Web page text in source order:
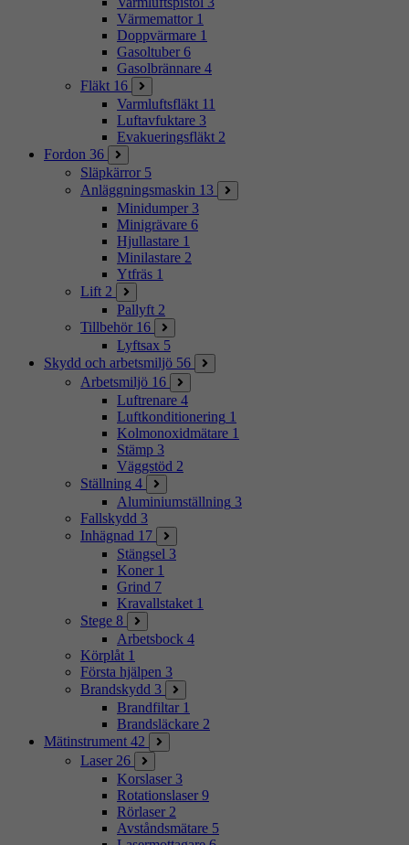
Värmemattor 1
Doppvärmare 1
Gasoltuber 6
Gasolbrännare 4
Fläkt 16
Varmluftsfläkt 11
Luftavfuktare 3
Evakueringsfläkt 2
Fordon 36
Släpkärror 5
Anläggningsmaskin 13
Minidumper 3
Minigrävare 6
Hjullastare 1
Minilastare 2
Ytfräs 1
Lift 2
Pallyft 2
Tillbehör 16
Lyftsax 5
Skydd och arbetsmiljö 56
Arbetsmiljö 16
Luftrenare 4
Luftkonditionering 1
Kolmonoxidmätare 1
Stämp 3
Väggstöd 2
Ställning 4
Aluminiumställning 3
Fallskydd 3
Inhägnad 17
Stängsel 3
Koner 1
Grind 7
Kravallstaket 1
Stege 8
Arbetsbock 4
Körplåt 1
Första hjälpen 3
Brandskydd 3
Brandfiltar 1
Brandsläckare 2
Mätinstrument 42
Laser 26
Korslaser 3
Rotationslaser 9
Rörlaser 2
Avståndsmätare 5